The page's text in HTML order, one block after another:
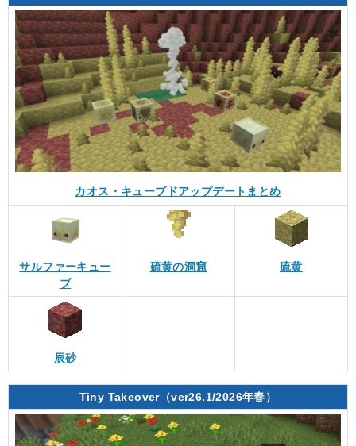
カオス・キューブドアップデートまとめ
サルファーキュー
ブ
硫黄の洞窟 硫黄
辰砂
Tiny Takeover（ver26.1/2026年春）